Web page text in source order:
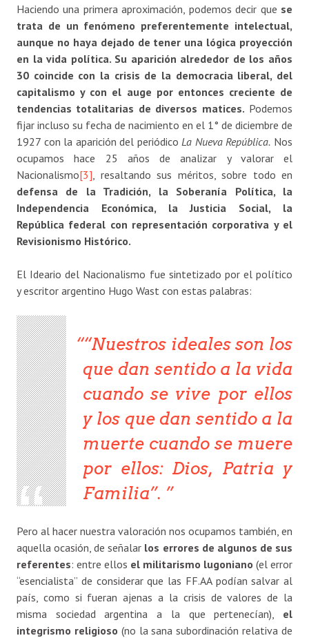
Haciendo una primera aproximación, podemos decir que se
trata de un fenómeno preferentemente intelectual,
aunque no haya dejado de tener una lógica proyección
en la vida política. Su aparición alrededor de los años
30 coincide con la crisis de la democracia liberal, del
capitalismo y con el auge por entonces creciente de
tendencias totalitarias de diversos matices. Podemos
fijar incluso su fecha de nacimiento en el 1° de diciembre de
1927 con la aparición del periódico La Nueva República. Nos
ocupamos hace 25 años de analizar y valorar el
Nacionalismo[3] , resaltando sus méritos, sobre todo en
defensa de la Tradición, la Soberanía Política, la
Independencia Económica, la Justicia Social, la
República federal con representación corporativa y el
Revisionismo Histórico.
El Ideario del Nacionalismo fue sintetizado por el político
y escritor argentino Hugo Wast con estas palabras:
“Nuestros ideales son los
que dan sentido a la vida
cuando se vive por ellos
y los que dan sentido a la
muerte cuando se muere
por ellos: Dios, Patria y
Familia”.
Pero al hacer nuestra valoración nos ocupamos también, en
aquella ocasión, de señalar los errores de algunos de sus
referentes: entre ellos el militarismo lugoniano (el error
“esencialista” de considerar que las FF.AA podían salvar al
país, como si fueran ajenas a la crisis de valores de la
misma sociedad argentina a la que pertenecían), el
integrismo religioso (no la sana subordinación relativa de